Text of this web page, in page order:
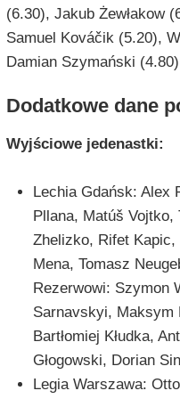
(6.30), Jakub Żewłakow
Samuel Kováčik (5.20),
Damian Szymański
Dodatkowe dane
Wyjściowe jedenastki:
Lechia Gdańsk: Alex
Pllana, Matúš
Zhelizko, Rifet
Mena, Tomasz
Rezerwowi: Szymon
Sarnavskyi, Maksym
Bartłomiej Kłudka,
Głogowski, Dorian
Legia Warszawa: